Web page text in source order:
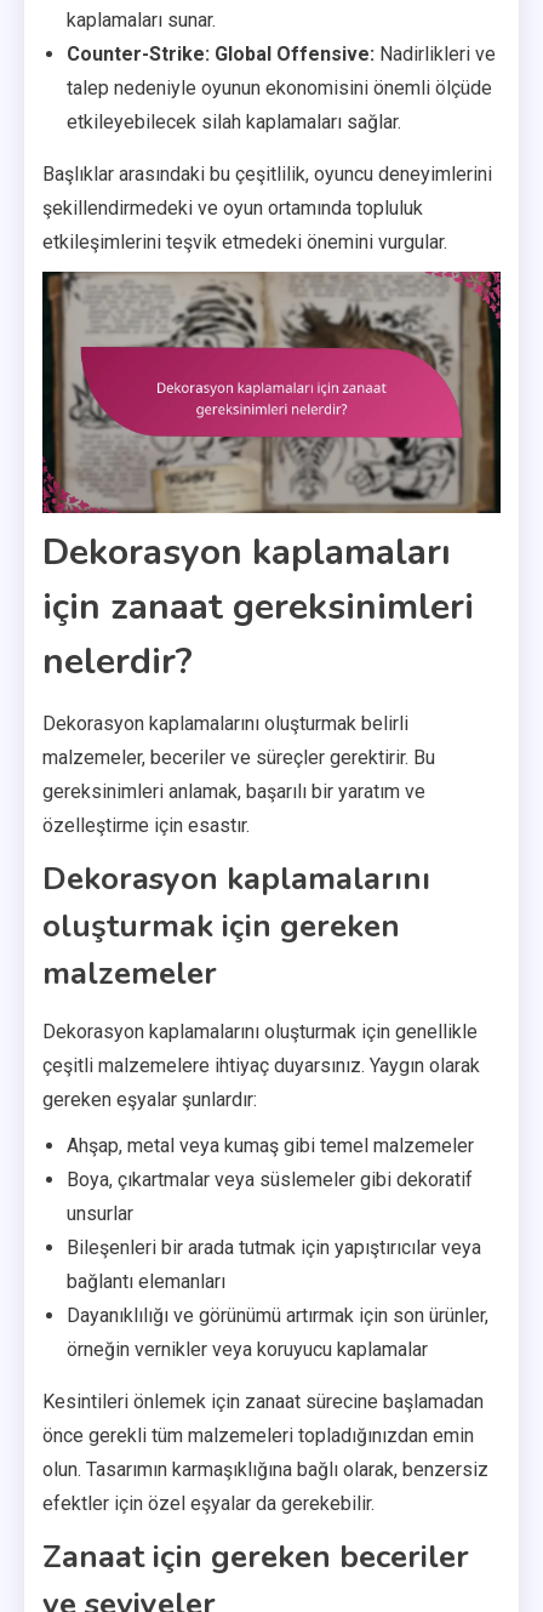
kaplamaları sunar.
Counter-Strike: Global Offensive: Nadirlikleri ve
talep nedeniyle oyunun ekonomisini önemli ölçüde
etkileyebilecek silah kaplamaları sağlar.
Başlıklar arasındaki bu çeşitlilik, oyuncu deneyimlerini
şekillendirmedeki ve oyun ortamında topluluk
etkileşimlerini teşvik etmedeki önemini vurgular.
Dekorasyon kaplamaları
için zanaat gereksinimleri
nelerdir?
Dekorasyon kaplamalarını oluşturmak belirli
malzemeler, beceriler ve süreçler gerektirir. Bu
gereksinimleri anlamak, başarılı bir yaratım ve
özelleştirme için esastır.
Dekorasyon kaplamalarını
oluşturmak için gereken
malzemeler
Dekorasyon kaplamalarını oluşturmak için genellikle
çeşitli malzemelere ihtiyaç duyarsınız. Yaygın olarak
gereken eşyalar şunlardır:
Ahşap, metal veya kumaş gibi temel malzemeler
Boya, çıkartmalar veya süslemeler gibi dekoratif
unsurlar
Bileşenleri bir arada tutmak için yapıştırıcılar veya
bağlantı elemanları
Dayanıklılığı ve görünümü artırmak için son ürünler,
örneğin vernikler veya koruyucu kaplamalar
Kesintileri önlemek için zanaat sürecine başlamadan
önce gerekli tüm malzemeleri topladığınızdan emin
olun. Tasarımın karmaşıklığına bağlı olarak, benzersiz
efektler için özel eşyalar da gerekebilir.
Zanaat için gereken beceriler